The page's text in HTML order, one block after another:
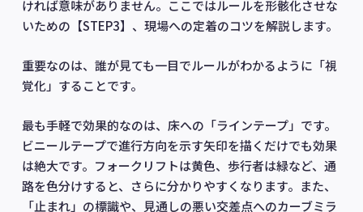
ければ意味がありません。ここではルールを形骸化させな
いための【STEP3】、現場への定着のコツを解説します。
重要なのは、誰が見ても一目でルールがわかるように「視
覚化」することです。
最も手軽で効果的なのは、床への「ラインテープ」です。
ビニールテープで進行方向を示す矢印を描くだけでも効果
は絶大です。フォークリフトは黄色、歩行者は緑など、通
路を色分けすると、さらに分かりやすくなります。また、
「止まれ」の標識や、見通しの悪い交差点へのカーブミラ